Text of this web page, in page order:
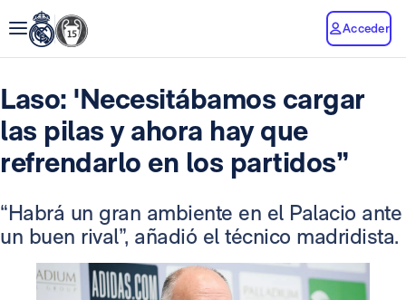
Acceder
Laso: 'Necesitábamos cargar
las pilas y ahora hay que
refrendarlo en los partidos”
“Habrá un gran ambiente en el Palacio ante
un buen rival”, añadió el técnico madridista.